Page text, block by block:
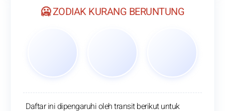
🥶 ZODIAK KURANG BERUNTUNG
Daftar ini dipengaruhi oleh transit berikut untuk